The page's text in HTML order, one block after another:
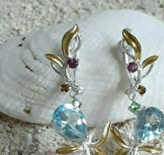
Dans mon panier